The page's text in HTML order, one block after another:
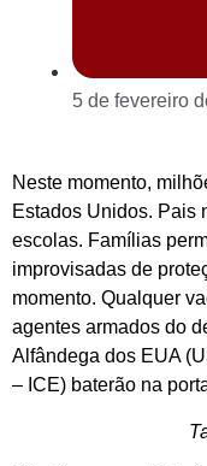
5 de fevereiro
Neste momento,
Estados Unidos. Pais
escolas. Famílias
improvisadas de
momento. Qualquer
agentes armados do
Alfândega dos EUA
– ICE) baterão na